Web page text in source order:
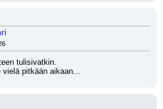
tulisivatkin.
pitkään aikaan...